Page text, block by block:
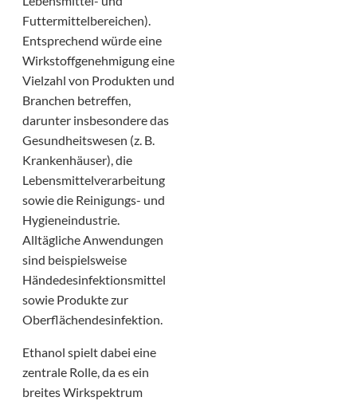
Futtermittelbereichen).
Entsprechend würde eine
Wirkstoffgenehmigung eine
Vielzahl von Produkten und
Branchen betreffen,
darunter insbesondere das
Gesundheitswesen (z. B.
Krankenhäuser), die
Lebensmittelverarbeitung
sowie die Reinigungs- und
Hygieneindustrie.
Alltägliche Anwendungen
sind beispielsweise
Händedesinfektionsmittel
sowie Produkte zur
Oberflächendesinfektion.
Ethanol spielt dabei eine
zentrale Rolle, da es ein
breites Wirkspektrum